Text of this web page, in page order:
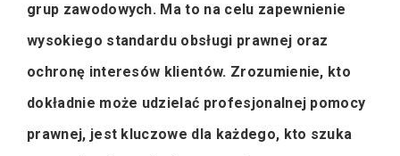
grup zawodowych. Ma to na celu zapewnienie
wysokiego standardu obsługi prawnej oraz
ochronę interesów klientów. Zrozumienie, kto
dokładnie może udzielać profesjonalnej pomocy
prawnej, jest kluczowe dla każdego, kto szuka